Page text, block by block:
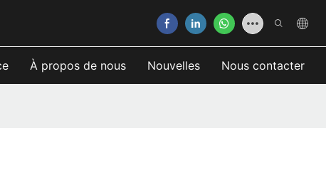
À propos de nous Nouvelles Nous contacter